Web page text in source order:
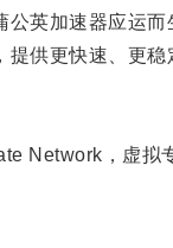
英加速器应运而
供更快速、更稳
，虚拟